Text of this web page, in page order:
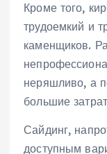
Кроме того,
трудоемкий и
каменщиков.
неряшливо, а
большие
Сайдинг,
доступным